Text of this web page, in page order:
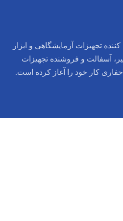
تجهیزات آزمایشگاهی و ابزار
آسفالت و فروشنده تجهیزات
کار خود را آغاز کرده است.